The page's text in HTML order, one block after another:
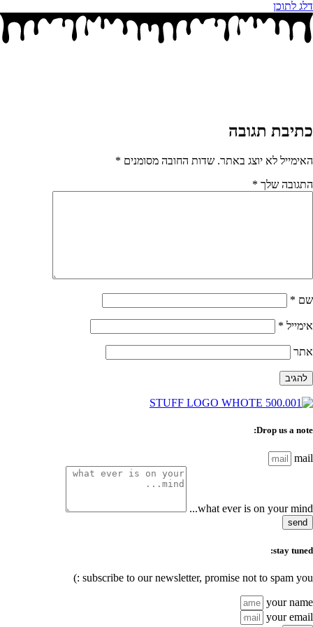
דלג לתוכן
כתיבת תגובה
האימייל לא יוצג באתר. שדות החובה מסומנים *
התגובה שלך *
שם *
אימייל *
אתר
Drop us a note:
mail
what ever is on your mind...
send
stay tuned:
subscribe to our newsletter, promise not to spam you :)
your name
your email